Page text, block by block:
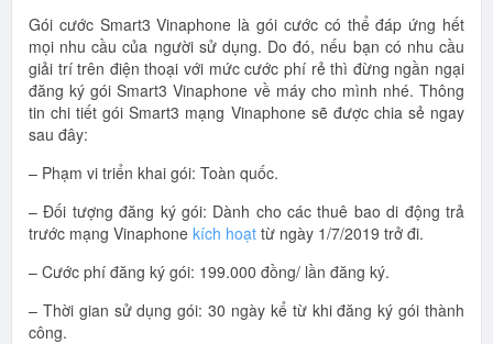
Gói cước Smart3 Vinaphone là gói cước có thể đáp ứng hết
mọi nhu cầu của người sử dụng. Do đó, nếu bạn có nhu cầu
giải trí trên điện thoại với mức cước phí rẻ thì đừng ngần ngại
đăng ký gói Smart3 Vinaphone về máy cho mình nhé. Thông
tin chi tiết gói Smart3 mạng Vinaphone sẽ được chia sẻ ngay
sau đây:
– Phạm vi triển khai gói: Toàn quốc.
– Đối tượng đăng ký gói: Dành cho các thuê bao di động trả
trước mạng Vinaphone kích hoạt từ ngày 1/7/2019 trở đi.
– Cước phí đăng ký gói: 199.000 đồng/ lần đăng ký.
– Thời gian sử dụng gói: 30 ngày kể từ khi đăng ký gói thành
công.